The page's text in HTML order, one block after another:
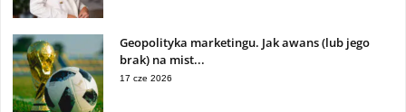
Geopolityka marketingu. Jak awans (lub jego
brak) na mist...
17 cze 2026